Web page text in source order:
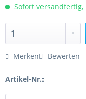
Sofort versandfertig,
Merken Bewerten
Artikel-Nr.: